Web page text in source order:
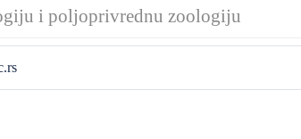
i poljoprivrednu zoologiju